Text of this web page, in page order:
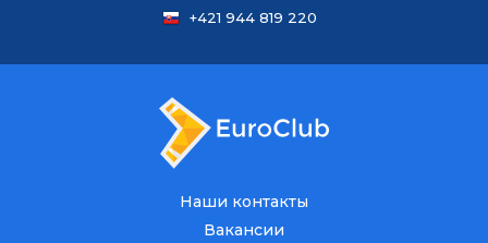
+421 944 819 220
Наши контакты
Вакансии